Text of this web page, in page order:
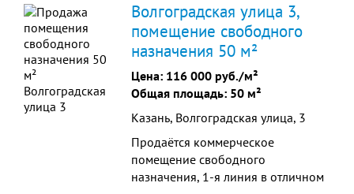
площадью 20,2 сотки по адресу ул
Горьковское шоссе 28К. Высота
внутри здания до нижнего края
металлоконструкций 8 м, до
потолка от 9 до 10,5 м.
Конструктивный ...
Волгоградская улица 3,
помещение свободного
назначения 50 м²
Цена: 116 000 руб./м²
Общая площадь: 50 м²
Казань, Волгоградская улица, 3
Продаётся коммерческое
помещение свободного
назначения, 1-я линия в отличном